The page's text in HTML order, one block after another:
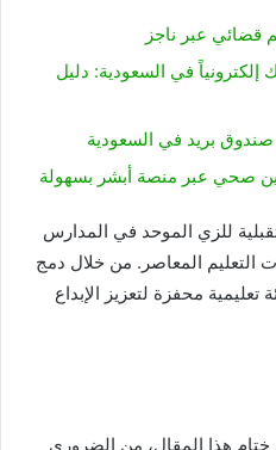
قضائي عبر ناجز
في السعودية: دليل
بريد في السعودية
صحي عبر منصة أبشر بسهولة
للزي الموحد في المدارس
التعليم المعاصر. من خلال دمج
تعليمية محفزة لتعزيز الإبداع
هذا المقال، من الضروري